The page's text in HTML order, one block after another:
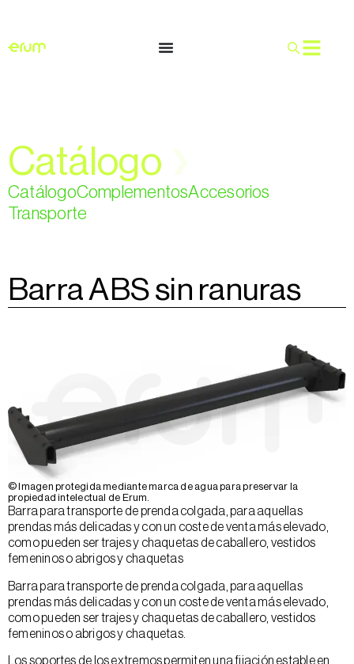
Catálogo
CatálogoComplementosAccesorios
Transporte
Barra ABS sin ranuras
© Imagen protegida mediante marca de agua para preservar la
propiedad intelectual de Erum.
Barra para transporte de prenda colgada, para aquellas
prendas más delicadas y con un coste de venta más elevado,
como pueden ser trajes y chaquetas de caballero, vestidos
femeninos o abrigos y chaquetas
Barra para transporte de prenda colgada, para aquellas
prendas más delicadas y con un coste de venta más elevado,
como pueden ser trajes y chaquetas de caballero, vestidos
femeninos o abrigos y chaquetas.
Los soportes de los extremos permiten una fijación estable en